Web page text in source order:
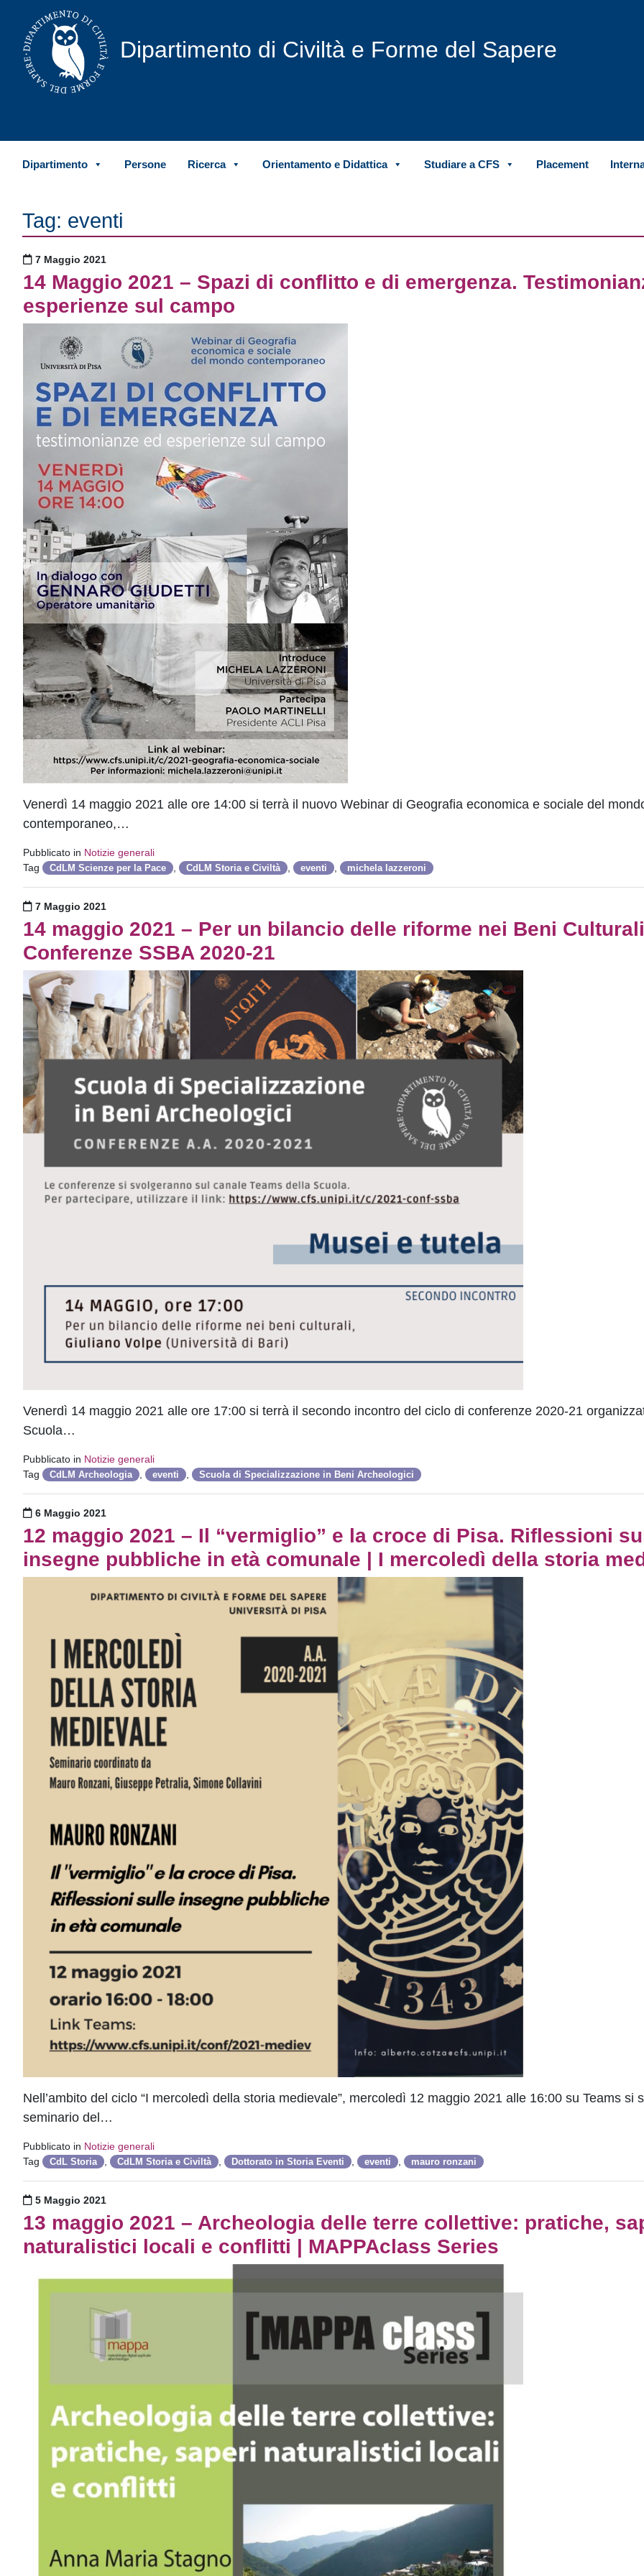
Vai al contenuto
Dipartimento di Civiltà e Forme del Sapere
Dipartimento Persone Ricerca Orientamento e Didattica Studiare a CFS Placement
Tag: eventi
Pubblicato il
7 Maggio 2021
14 Maggio 2021 – Spazi di conflitto e di emergenza.
esperienze sul campo
Venerdì 14 maggio 2021 alle ore 14:00 si terrà il nuovo Webinar di Geografia economica e sociale del
contemporaneo,…
Pubblicato in Notizie generali
Tag
CdLM Scienze per la Pace , CdLM Storia e Civiltà , eventi , michela lazzeroni
Pubblicato il
7 Maggio 2021
14 maggio 2021 – Per un bilancio delle riforme nei Beni
Conferenze SSBA 2020-21
Venerdì 14 maggio 2021 alle ore 17:00 si terrà il secondo incontro del ciclo di conferenze 2020-21
Scuola…
Pubblicato in Notizie generali
Tag
CdLM Archeologia eventi Scuola di Specializzazione in Beni Archeologici
Pubblicato il
6 Maggio 2021
12 maggio 2021 – Il “vermiglio” e la croce di Pisa. Riflessioni
insegne pubbliche in età comunale | I mercoledì della storia
Nell’ambito del ciclo “I mercoledì della storia medievale”, mercoledì 12 maggio 2021 alle 16:00 su Teams si
seminario del…
Pubblicato in Notizie generali
Tag
CdL Storia CdLM Storia e Civiltà Dottorato in Storia Eventi eventi mauro ronzani
Pubblicato il
5 Maggio 2021
13 maggio 2021 – Archeologia delle terre collettive: pratiche,
naturalistici locali e conflitti | MAPPAclass Series